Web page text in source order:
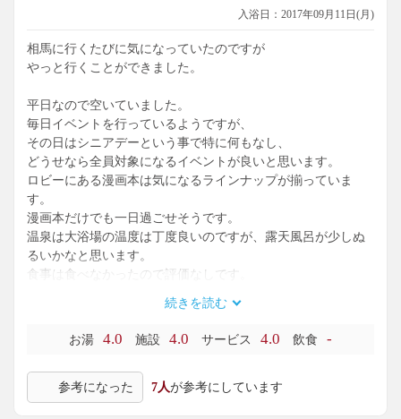
入浴日：2017年09月11日(月)
相馬に行くたびに気になっていたのですが
やっと行くことができました。
平日なので空いていました。
毎日イベントを行っているようですが、
その日はシニアデーという事で特に何もなし、
どうせなら全員対象になるイベントが良いと思います。
ロビーにある漫画本は気になるラインナップが揃っていま
す。
漫画本だけでも一日過ごせそうです。
温泉は大浴場の温度は丁度良いのですが、露天風呂が少しぬ
るいかなと思います。
食事は食べなかったので評価なしです。
続きを読む
お湯 4.0 施設 4.0 サービス 4.0 飲食 -
参考になった 7人が参考にしています